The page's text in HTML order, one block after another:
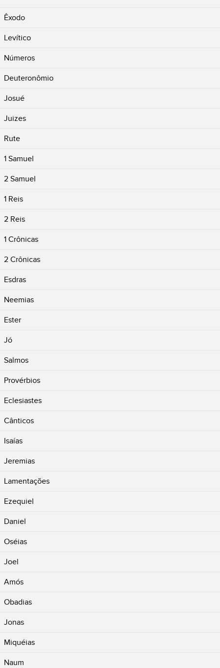
Êxodo
Levítico
Números
Deuteronômio
Josué
Juizes
Rute
1 Samuel
2 Samuel
1 Reis
2 Reis
1 Crônicas
2 Crônicas
Esdras
Neemias
Ester
Jó
Salmos
Provérbios
Eclesiastes
Cânticos
Isaías
Jeremias
Lamentações
Ezequiel
Daniel
Oséias
Joel
Amós
Obadias
Jonas
Miquéias
Naum